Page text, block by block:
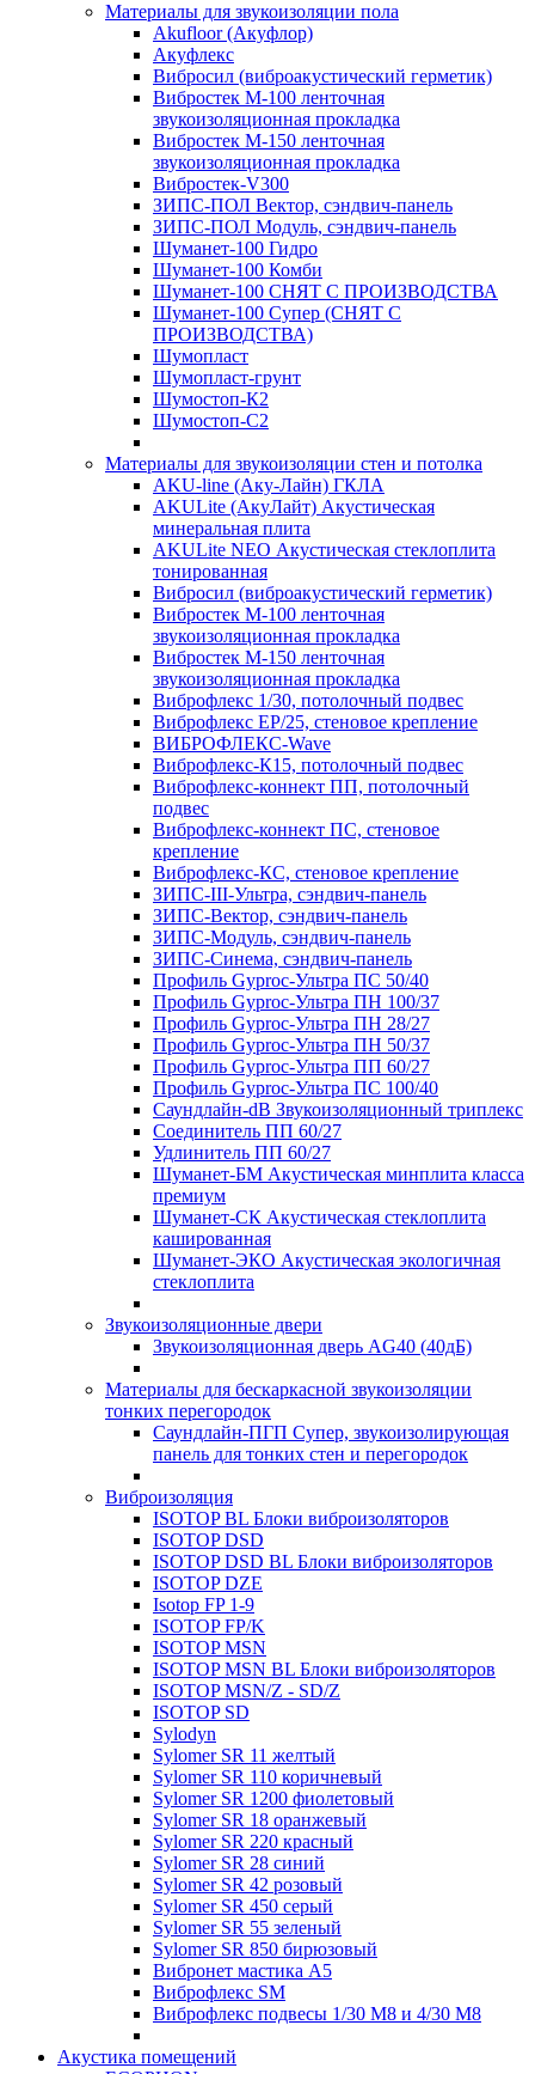
Материалы для звукоизоляции пола
Akufloor (Акуфлор)
Акуфлекс
Вибросил (виброакустический герметик)
Вибростек М-100 ленточная
звукоизоляционная прокладка
Вибростек М-150 ленточная
звукоизоляционная прокладка
Вибростек-V300
ЗИПС-ПОЛ Вектор, сэндвич-панель
ЗИПС-ПОЛ Модуль, сэндвич-панель
Шуманет-100 Гидро
Шуманет-100 Комби
Шуманет-100 СНЯТ С ПРОИЗВОДСТВА
Шуманет-100 Супер (СНЯТ С
ПРОИЗВОДСТВА)
Шумопласт
Шумопласт-грунт
Шумостоп-К2
Шумостоп-С2
Материалы для звукоизоляции стен и потолка
AKU-line (Aку-Лайн) ГКЛА
AKULite (АкуЛайт) Акустическая
минеральная плита
AKULite NEO Акустическая стеклоплита
тонированная
Вибросил (виброакустический герметик)
Вибростек М-100 ленточная
звукоизоляционная прокладка
Вибростек М-150 ленточная
звукоизоляционная прокладка
Виброфлекс 1/30, потолочный подвес
Виброфлекс EP/25, стеновое крепление
ВИБРОФЛЕКС-Wave
Виброфлекс-К15, потолочный подвес
Виброфлекс-коннект ПП, потолочный
подвес
Виброфлекс-коннект ПС, стеновое
крепление
Виброфлекс-КС, стеновое крепление
ЗИПС-III-Ультра, сэндвич-панель
ЗИПС-Вектор, сэндвич-панель
ЗИПС-Модуль, сэндвич-панель
ЗИПС-Синема, сэндвич-панель
Профиль Gyproc-Ультра ПC 50/40
Профиль Gyproc-Ультра ПН 100/37
Профиль Gyproc-Ультра ПН 28/27
Профиль Gyproc-Ультра ПН 50/37
Профиль Gyproc-Ультра ПП 60/27
Профиль Gyproc-Ультра ПС 100/40
Саундлайн-dB Звукоизоляционный триплекс
Соединитель ПП 60/27
Удлинитель ПП 60/27
Шуманет-БМ Акустическая минплита класса
премиум
Шуманет-СК Акустическая стеклоплита
кашированная
Шуманет-ЭКО Акустическая экологичная
стеклоплита
Звукоизоляционные двери
Звукоизоляционная дверь AG40 (40дБ)
Материалы для бескаркасной звукоизоляции
тонких перегородок
Саундлайн-ПГП Супер, звукоизолирующая
панель для тонких стен и перегородок
Виброизоляция
ISOTOP BL Блоки виброизоляторов
ISOTOP DSD
ISOTOP DSD BL Блоки виброизоляторов
ISOTOP DZE
Isotop FP 1-9
ISOTOP FP/K
ISOTOP MSN
ISOTOP MSN BL Блоки виброизоляторов
ISOTOP MSN/Z - SD/Z
ISOTOP SD
Sylodyn
Sylomer SR 11 желтый
Sylomer SR 110 коричневый
Sylomer SR 1200 фиолетовый
Sylomer SR 18 оранжевый
Sylomer SR 220 красный
Sylomer SR 28 синий
Sylomer SR 42 розовый
Sylomer SR 450 серый
Sylomer SR 55 зеленый
Sylomer SR 850 бирюзовый
Вибронет мастика А5
Виброфлекс SM
Виброфлекс подвесы 1/30 М8 и 4/30 М8
Акустика помещений